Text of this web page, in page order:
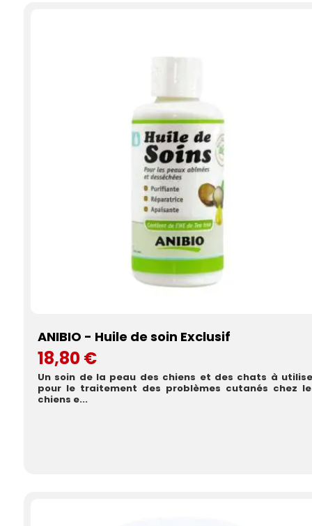
ANIBIO - Huile de soin Exclusif
18,80 €
Un soin de la peau des chiens et des chats à
pour le traitement des problèmes cutanés chez
chiens e...